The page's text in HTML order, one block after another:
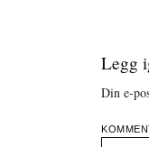
Legg
Din e-